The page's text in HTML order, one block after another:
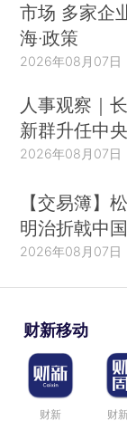
市场 多家企
海·政策
2026年08月07日
人事观察｜
新群升任中
2026年08月07日
【交易簿】
明治折戟中
2026年08月07日
财新移动
财新 财